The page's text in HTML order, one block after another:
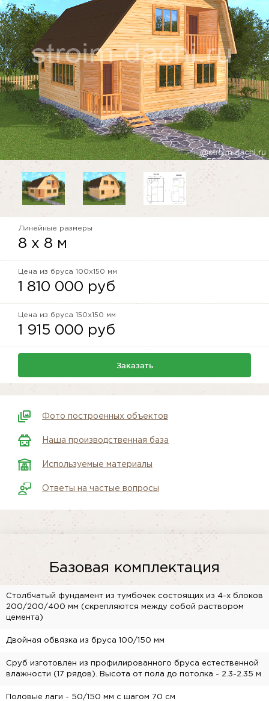
Линейные размеры
8 x 8 м
Цена из бруса 100x150 мм
1 810 000 руб
Цена из бруса 150x150 мм
1 915 000 руб
Заказать
Фото построенных объектов
Наша производственная база
Используемые материалы
Ответы на частые вопросы
Базовая комплектация
Столбчатый фундамент из тумбочек состоящих из 4-х блоков
200/200/400 мм (скрепляются между собой раствором
цемента)
Двойная обвязка из бруса 100/150 мм
Сруб изготовлен из профилированного бруса естественной
влажности (17 рядов). Высота от пола до потолка - 2.3-2.35 м
Половые лаги - 50/150 мм с шагом 70 см